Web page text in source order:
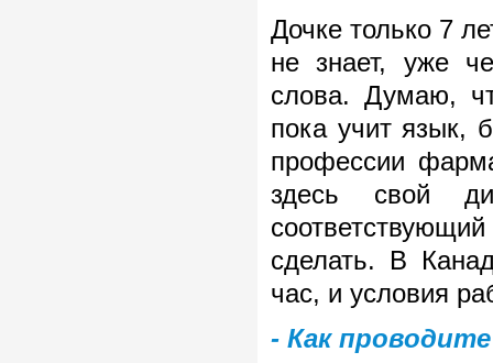
Дочке только 7
не знает, уже
слова. Думаю,
пока учит язык,
профессии
здесь свой
сделать. В
час, и условия
- Как